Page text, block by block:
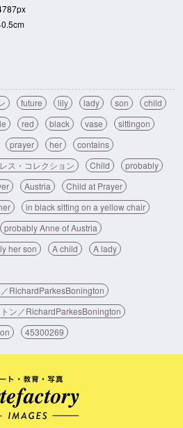
future lily lady son
child
red black vase
sittingon
prayer her
contains
ス・コレクション Child
probably
Austria
Child at Prayer
in black sitting on a yellow chair
probably Anne of Austria
her son A child
A lady
RichardParkesBonington
ン／RichardParkesBonington
45300269